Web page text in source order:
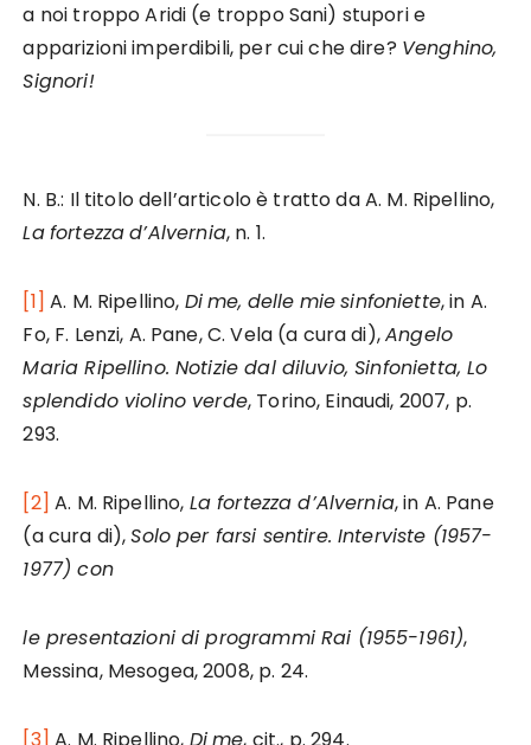
a noi troppo Aridi (e troppo Sani) stupori e
apparizioni imperdibili, per cui che dire? Venghino,
Signori!
N. B.: Il titolo dell’articolo è tratto da A. M. Ripellino,
Lafortezzad’Alvernia, n. 1.
[1] A. M. Ripellino, Dime, delle miesinfoniette, in A.
Fo, F. Lenzi, A. Pane, C. Vela (a cura di),Angelo
Maria Ripellino. Notizie dal diluvio, Sinfonietta, Lo
splendido violino verde, Torino, Einaudi, 2007, p.
293.
[2] A. M. Ripellino, La fortezza d’Alvernia, in A. Pane
(a cura di),Solo per farsi sentire. Interviste (1957-
1977) con
le presentazioni di programmi Rai (1955-1961),
Messina, Mesogea, 2008, p. 24.